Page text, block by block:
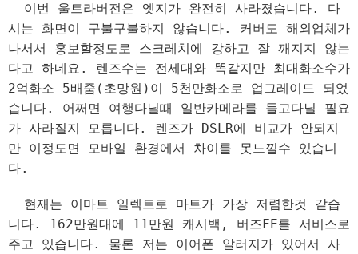
이번 울트라버전은 엣지가 완전히 사라졌습니다. 다
시는 화면이 구불구불하지 않습니다. 커버도 해외업체가
나서서 홍보할정도로 스크레치에 강하고 잘 깨지지 않는
다고 하네요. 렌즈수는 전세대와 똑같지만 최대화소수가
2억화소 5배줌(초망원)이 5천만화소로 업그레이드 되었
습니다. 어쩌면 여행다닐때 일반카메라를 들고다닐 필요
가 사라질지 모릅니다. 렌즈가 DSLR에 비교가 안되지
만 이정도면 모바일 환경에서 차이를 못느낄수 있습니
다.
현재는 이마트 일렉트로 마트가 가장 저렴한것 같습
니다. 162만원대에 11만원 캐시백, 버즈FE를 서비스로
주고 있습니다. 물론 저는 이어폰 알러지가 있어서 사